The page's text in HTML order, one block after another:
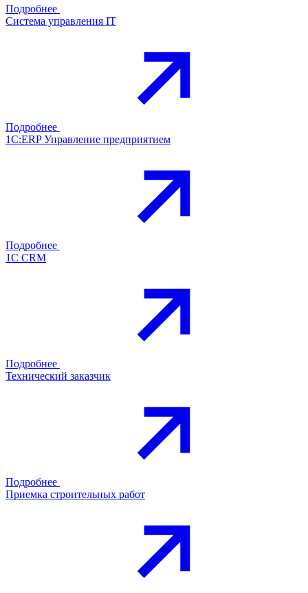
Подробнее
Система управления IT
Подробнее
1С:ERP Управление предприятием
Подробнее
1С CRM
Подробнее
Технический заказчик
Подробнее
Приемка строительных работ